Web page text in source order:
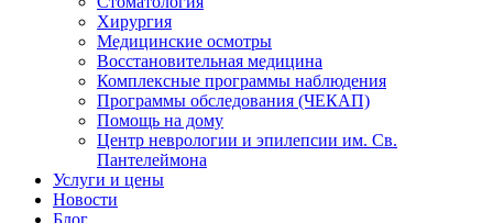
Хирургия
Медицинские осмотры
Восстановительная медицина
Комплексные программы наблюдения
Программы обследования (ЧЕКАП)
Помощь на дому
Центр неврологии и эпилепсии им. Св.
Пантелеймона
Услуги и цены
Новости
Блог